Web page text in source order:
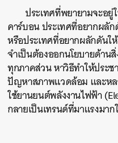
ประเทศที่พยายามจะอยู่
คาร์บอน ประเทศที่อยากผลั
หรือประเทศที่อยากผลักดันใ
จำเป็นต้องออกนโยบายด้า
ทุกภาคส่วน หาวิธีทำให้ประ
ปัญหาสภาพแวดล้อม และห
ใช้ยานยนต์พลังงานไฟฟ้า
กลายเป็นเทรนด์ที่มาแรงมา